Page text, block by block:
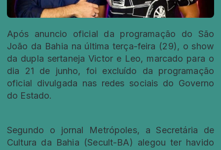
Após anuncio oficial da programação do São
João da Bahia na última terça-feira (29), o show
da dupla sertaneja Victor e Leo, marcado para o
dia 21 de junho, foi excluído da programação
oficial divulgada nas redes sociais do Governo
do Estado.
Segundo o jornal Metrópoles, a Secretária de
Cultura da Bahia (Secult-BA) alegou ter havido